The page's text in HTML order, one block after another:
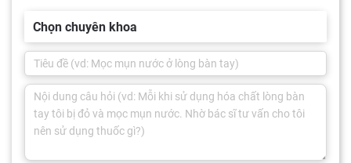
Chọn chuyên khoa